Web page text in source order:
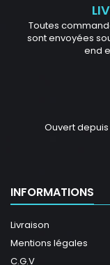
Toutes
sont envoyées
end
Ouvert
INFORMATIONS
Livraison
Mentions légales
C.G.V